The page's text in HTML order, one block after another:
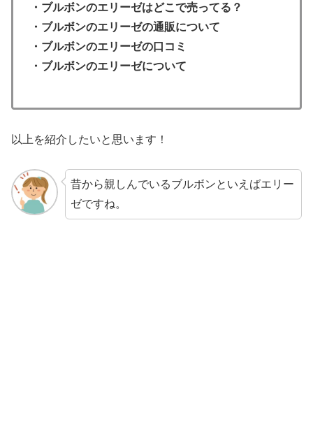
・ ブルボンのエリーゼはどこで売ってる？
・ブルボンのエリーゼの通販について
・ ブルボンのエリーゼの口コミ
・ブルボンのエリーゼについて
以上を紹介したいと思います！
昔から親しんでいるブルボンといえばエリー
ゼですね。